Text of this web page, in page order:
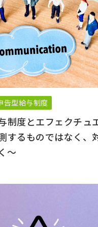
告型給与制度
制度とエフェクチュ
するものではなく、
〜